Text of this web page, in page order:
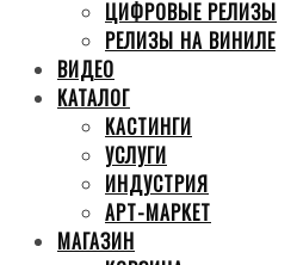
ЦИФРОВЫЕ РЕЛИЗЫ
РЕЛИЗЫ НА ВИНИЛЕ
ВИДЕО
КАТАЛОГ
КАСТИНГИ
УСЛУГИ
ИНДУСТРИЯ
АРТ-МАРКЕТ
МАГАЗИН